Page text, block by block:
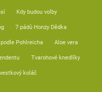
Kdy budou volby
7 pádů Honzy Dědka
Pohlreicha Aloe vera
Tvarohové knedlíky
koláč